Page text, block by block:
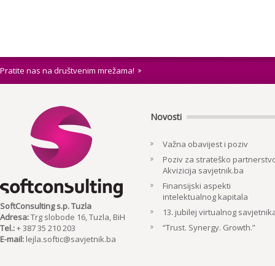
Pratite nas na društvenim mrežama!
SoftConsulting s.p. Tuzla
Adresa:Trg slobode 16, Tuzla, BiH
Tel.:+ 387 35 210 203
E-mail: lejla.softic@savjetnik.ba
Novosti
Važna obavijest i poziv
Poziv za strateško
Akvizicija savjetnik.ba
Finansijski aspekti
intelektualnog kapitala
13. jubilej virtualnog
“Trust. Synergy. Growth.”